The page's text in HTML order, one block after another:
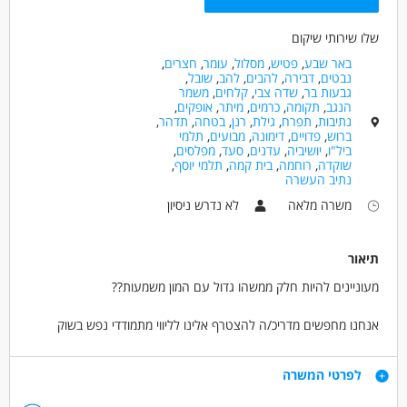
שלו שירותי שיקום
באר שבע,פטיש,מסלול, עומר, חצרים,
נבטים,דבירה,להבים,להב,שובל,
גבעות בר,שדה צבי,קלחים,משמר
הנגב, תקומה,כרמים,מיתר,אופקים,
נתיבות, תפרח, גילת, רנן,בטחה,תדהר,
ברוש,פדויים,דימונה,מבועים, תלמי
ביל"ו,יושיביה, עדנים,סעד,מפלסים,
שוקדה, רוחמה,בית קמה, תלמי יוסף,
נתיב העשרה
משרה מלאה
לא נדרש ניסיון
תיאור
מעוניינים להיות חלק ממשהו גדול עם המון משמעות??
אנחנו מחפשים מדריכ/ה להצטרף אלינו לליווי מתמודדי נפש בשוק
הזדמנות שווה בתעסוקה!
דרישות
לפרטי המשרה